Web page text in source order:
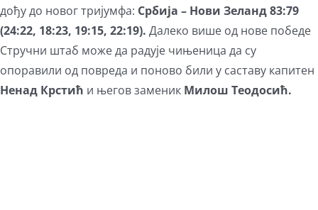
дођу до новог тријумфа: Србија – Нови Зеланд 83:79
(24:22, 18:23, 19:15, 22:19). Далеко више од нове победе
Стручни штаб може да радује чињеница да су
опоравили од повреда и поново били у саставу капитен
Ненад Крстић и његов заменик Милош Теодосић.